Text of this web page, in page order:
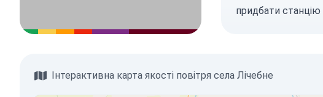
придбати станцію
Інтерактивна карта якості повітря села Лічебне